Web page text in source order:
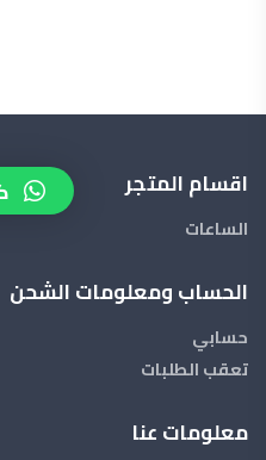
اقسام المتجر
الساعات
الحساب ومعلومات الشحن
حسابي
تعقب الطلبات
معلومات عنا